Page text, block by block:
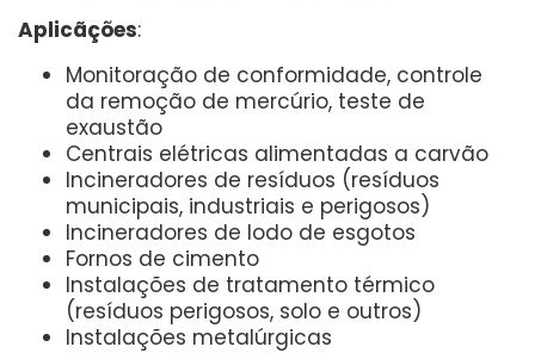
Aplicãções:
Monitoração de conformidade, controle
da remoção de mercúrio, teste de
exaustão
Centrais elétricas alimentadas a carvão
Incineradores de resíduos (resíduos
municipais, industriais e perigosos)
Incineradores de lodo de esgotos
Fornos de cimento
Instalações de tratamento térmico
(resíduos perigosos, solo e outros)
Instalações metalúrgicas